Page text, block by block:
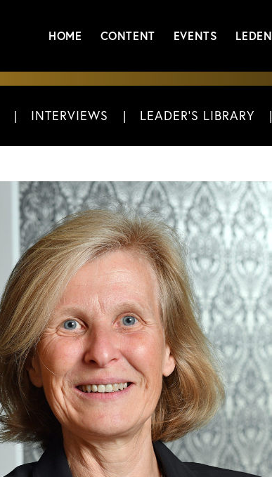
HOME CONTENT EVENTS LEDEN
INTERVIEWS LEADER'S LIBRARY